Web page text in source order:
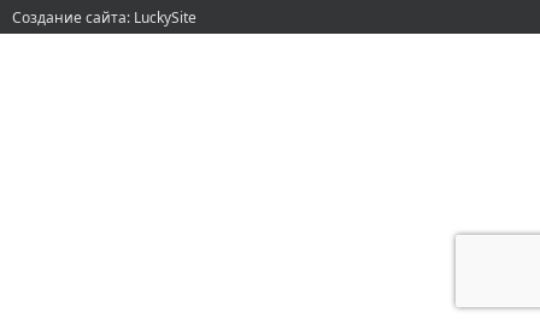
Создание сайта: LuckySite